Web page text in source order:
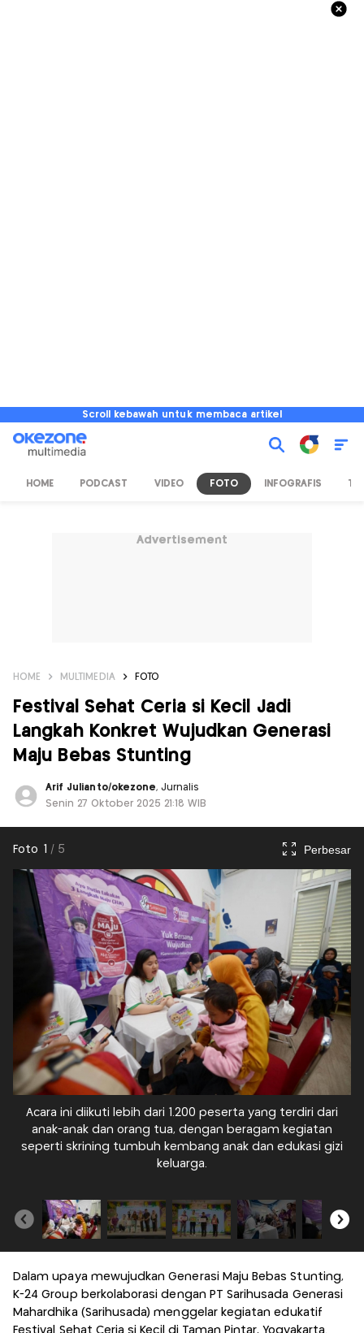
Scroll kebawah untuk membaca artikel
HOME PODCAST VIDEO FOTO INFOGRAFIS TV
Advertisement
HOME MULTIMEDIA FOTO
Festival Sehat Ceria si Kecil Jadi
Langkah Konkret Wujudkan Generasi
Maju Bebas Stunting
Arif Julianto/okezone, Jurnalis
Senin 27 Oktober 2025 21:18 WIB
Foto 1 / 5 Perbesar
Acara ini diikuti lebih dari 1.200 peserta yang terdiri dari
anak-anak dan orang tua, dengan beragam kegiatan
seperti skrining tumbuh kembang anak dan edukasi gizi
keluarga.
Dalam upaya mewujudkan Generasi Maju Bebas Stunting,
K-24 Group berkolaborasi dengan PT Sarihusada Generasi
Mahardhika (Sarihusada) menggelar kegiatan edukatif
Festival Sehat Ceria si Kecil di Taman Pintar, Yogyakarta.